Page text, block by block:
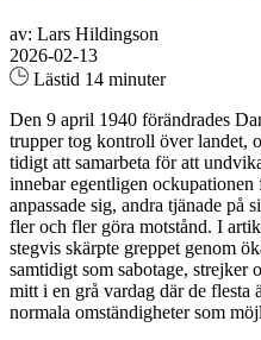
av: Lars Hildingson
2026-02-13
Lästid 14 minuter
Den 9 april 1940 förändrades
trupper tog kontroll över landet,
tidigt att samarbeta för att
innebar egentligen ockupationen
anpassade sig, andra tjänade på
fler och fler göra motstånd. I
stegvis skärpte greppet genom
samtidigt som sabotage, strejker
mitt i en grå vardag där de flesta
normala omständigheter som